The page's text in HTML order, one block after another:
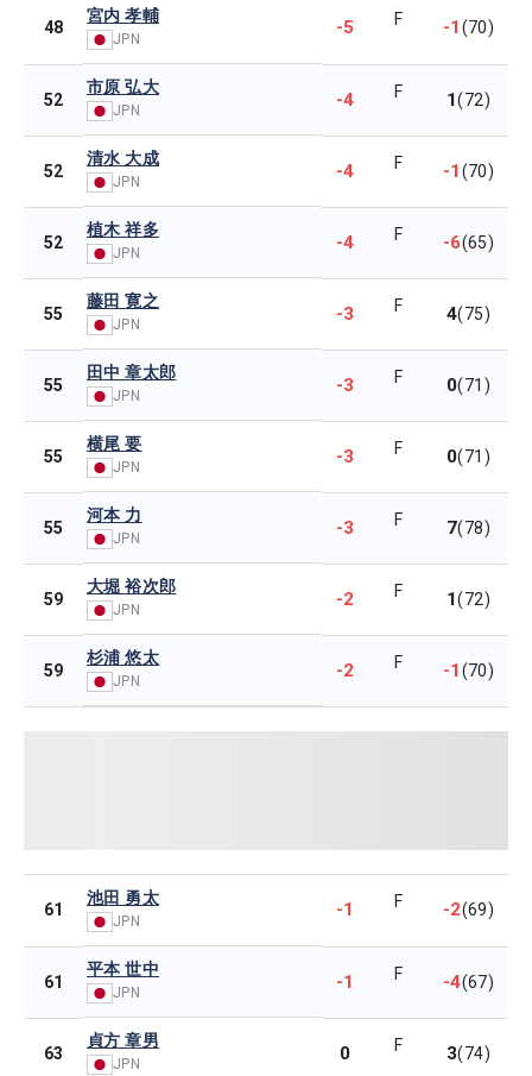
48
宮内 孝輔
JPN
-5 F -1(70)
52
市原 弘大
JPN -4 F 1(72)
52
清水 大成
JPN -4 F -1(70)
52
植木 祥多
JPN -4 F -6(65)
55
藤田 寛之
JPN -3 F 4(75)
55
田中 章太郎
JPN -3 F 0(71)
55
横尾 要
JPN -3 F 0(71)
55
河本 力
JPN -3 F 7(78)
59
大堀 裕次郎
JPN -2 F 1(72)
59
杉浦 悠太
JPN -2 F -1(70)
61
池田 勇太
JPN
-1 F -2(69)
61
平本 世中
JPN -1 F -4(67)
63
貞方 章男
JPN 0 F 3(74)